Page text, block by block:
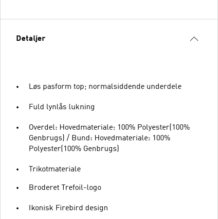
Detaljer
Løs pasform top; normalsiddende underdele
Fuld lynlås lukning
Overdel: Hovedmateriale: 100% Polyester(100%
Genbrugs) / Bund: Hovedmateriale: 100%
Polyester(100% Genbrugs)
Trikotmateriale
Broderet Trefoil-logo
Ikonisk Firebird design